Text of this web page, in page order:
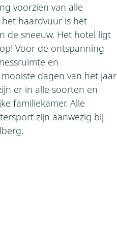
voorzien van alle
haardvuur is het
de sneeuw. Het hotel ligt
Voor de ontspanning
en
dagen van het jaar
er in alle soorten en
familiekamer. Alle
zijn aanwezig bij